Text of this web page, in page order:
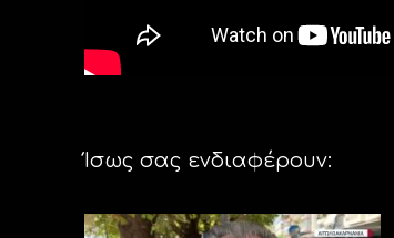
Ίσως σας ενδιαφέρουν: